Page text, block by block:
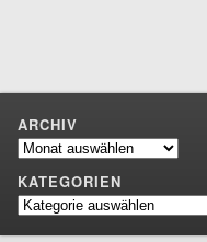
ARCHIV
Archiv
KATEGORIEN
Kategorien